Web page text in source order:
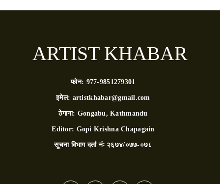
ARTIST KHABAR
फोन: 977-9851279301
इमेल: artistkhabar@gmail.com
ठेगाना: Gongabu, Kathmandu
Editor: Gopi Krishna Chapagain
सूचना विभाग दर्ता नंः २६७४/०७७-०७८